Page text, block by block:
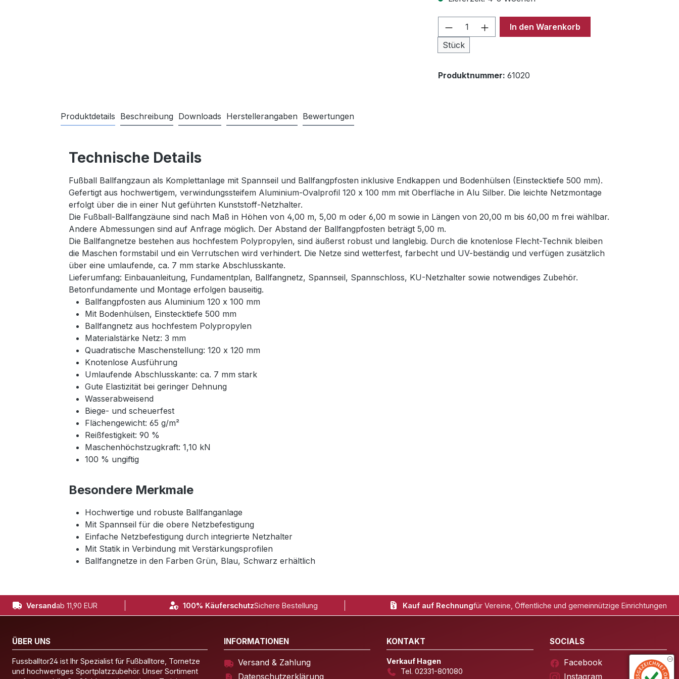
Produkt Anzahl: Gib den gewünschten
Stück
In den Warenkorb
Produktnummer:61020
Produktdetails Beschreibung Downloads Herstellerangaben Bewertungen
Technische Details
Fußball Ballfangzaun als Komplettanlage mit Spannseil und Ballfangpfosten inklusive Endkappen und Bodenhülsen (Einstecktiefe 500 mm).
Gefertigt aus hochwertigem, verwindungssteifem Aluminium-Ovalprofil 120 x 100 mm mit Oberfläche in Alu Silber. Die leichte Netzmontage
erfolgt über die in einer Nut geführten Kunststoff-Netzhalter.
Die Fußball-Ballfangzäune sind nach Maß in Höhen von 4,00 m, 5,00 m oder 6,00 m sowie in Längen von 20,00 m bis 60,00 m frei wählbar.
Andere Abmessungen sind auf Anfrage möglich. Der Abstand der Ballfangpfosten beträgt 5,00 m.
Die Ballfangnetze bestehen aus hochfestem Polypropylen, sind äußerst robust und langlebig. Durch die knotenlose Flecht-Technik bleiben
die Maschen formstabil und ein Verrutschen wird verhindert. Die Netze sind wetterfest, farbecht und UV-beständig und verfügen zusätzlich
über eine umlaufende, ca. 7 mm starke Abschlusskante.
Lieferumfang: Einbauanleitung, Fundamentplan, Ballfangnetz, Spannseil, Spannschloss, KU-Netzhalter sowie notwendiges Zubehör.
Betonfundamente und Montage erfolgen bauseitig.
Ballfangpfosten aus Aluminium 120 x 100 mm
Mit Bodenhülsen, Einstecktiefe 500 mm
Ballfangnetz aus hochfestem Polypropylen
Materialstärke Netz: 3 mm
Quadratische Maschenstellung: 120 x 120 mm
Knotenlose Ausführung
Umlaufende Abschlusskante: ca. 7 mm stark
Gute Elastizität bei geringer Dehnung
Wasserabweisend
Biege- und scheuerfest
Flächengewicht: 65 g/m²
Reißfestigkeit: 90 %
Maschenhöchstzugkraft: 1,10 kN
100 % ungiftig
Besondere Merkmale
Hochwertige und robuste Ballfanganlage
Mit Spannseil für die obere Netzbefestigung
Einfache Netzbefestigung durch integrierte Netzhalter
Mit Statik in Verbindung mit Verstärkungsprofilen
Ballfangnetze in den Farben Grün, Blau, Schwarz erhältlich
Versandab 11,90 EUR 100% KäuferschutzSichere Bestellung Kauf auf Rechnungfür Vereine, Öffentliche und gemeinnützige Einrichtungen
ÜBER UNS
Fussballtor24 ist Ihr Spezialist für Fußballtore, Tornetze
und hochwertiges Sportplatzzubehör. Unser Sortiment
INFORMATIONEN
Versand & Zahlung
Datenschutzerklärung
KONTAKT
Verkauf Hagen
Tel. 02331-801080
SOCIALS
Facebook
Instagram